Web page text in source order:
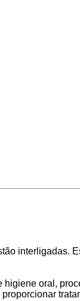
interligadas.
oral,